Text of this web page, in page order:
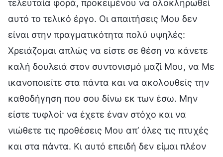
τελευταία φορά, προκειμένου να ολοκληρωθεί
αυτό το τελικό έργο. Οι απαιτήσεις Μου δεν
είναι στην πραγματικότητα πολύ υψηλές:
Χρειάζομαι απλώς να είστε σε θέση να κάνετε
καλή δουλειά στον συντονισμό μαζί Μου, να Με
ικανοποιείτε στα πάντα και να ακολουθείς την
καθοδήγηση που σου δίνω εκ των έσω. Μην
είστε τυφλοί· να έχετε έναν στόχο και να
νιώθετε τις προθέσεις Μου απ’ όλες τις πτυχές
και στα πάντα. Κι αυτό επειδή δεν είμαι πλέον